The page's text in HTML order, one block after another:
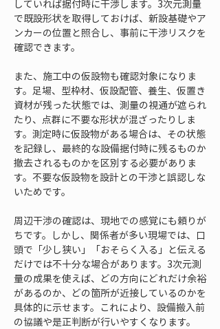
していれば据付時に干渉します。3次元測量
で既設形状を取得しておけば、新設基礎やア
ンカーの位置と照合し、事前に干渉リスクを
確認できます。
また、施工中の仮設物も確認対象になりま
す。足場、型枠材、仮設配管、養生、仮置き
資材が残った状態では、測量の視通が遮られ
たり、点群に不要な形状が混ざったりしま
す。測定時に仮設物がある場合は、その状態
を記録し、最終的な設備据付時に残るものか
撤去されるものかを区別する必要がありま
す。不要な仮設物を設計との干渉と誤認しな
いためです。
周辺干渉の確認は、現地での感覚にも頼りが
ちです。しかし、関係者が多い現場では、口
頭で「少し狭い」「おそらく入る」と伝える
だけでは不十分な場合があります。3次元測
量の成果を使えば、どの方向にどれだけ余裕
があるのか、どの箇所が近接しているのかを
具体的に示せます。これにより、設備搬入前
の協議や是正判断が行いやすくなります。